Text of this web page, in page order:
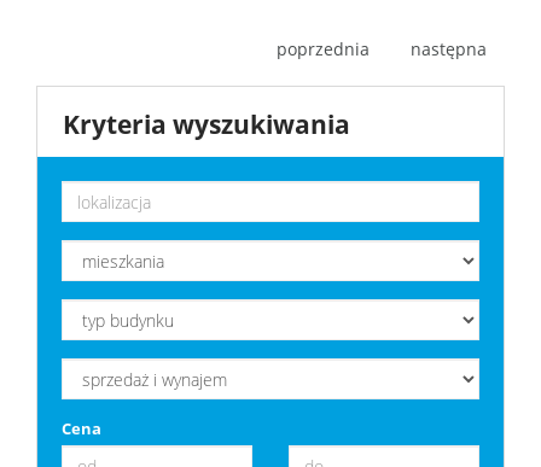
poprzednia następna
Kryteria wyszukiwania
Cena